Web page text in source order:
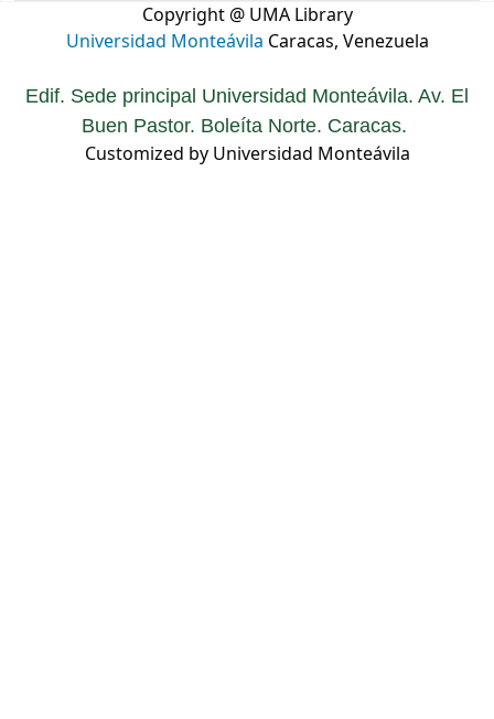
Copyright @ UMA Library
Universidad Monteávila Caracas, Venezuela
Edif. Sede principal Universidad Monteávila. Av. El
Buen Pastor. Boleíta Norte. Caracas.
Customized by Universidad Monteávila